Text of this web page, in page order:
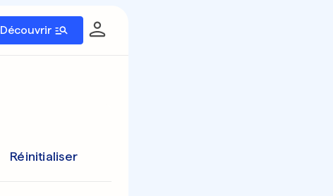
Découvrir
Réinitialiser